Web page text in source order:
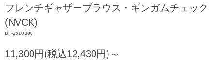
フレンチギャザーブラウス・ギンガムチェック
(NVCK)
BF-2510380
11,300円(税込12,430円) 〜